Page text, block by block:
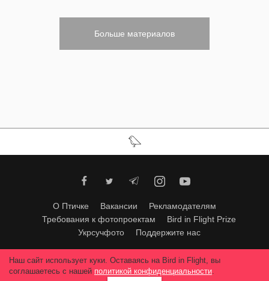
Больше материалов
О Птичке Вакансии
Рекламодателям
Требования к фотопроектам
Bird in Flight Prize
Укрсучфото
Поддержите нас
Любое использование материалов допускается только с согласия
редакции.© 2026, Bird In Flight.
Наш сайт использует куки. Оставаясь на Bird in Flight, вы
соглашаетесь с нашей политикой конфиденциальности.